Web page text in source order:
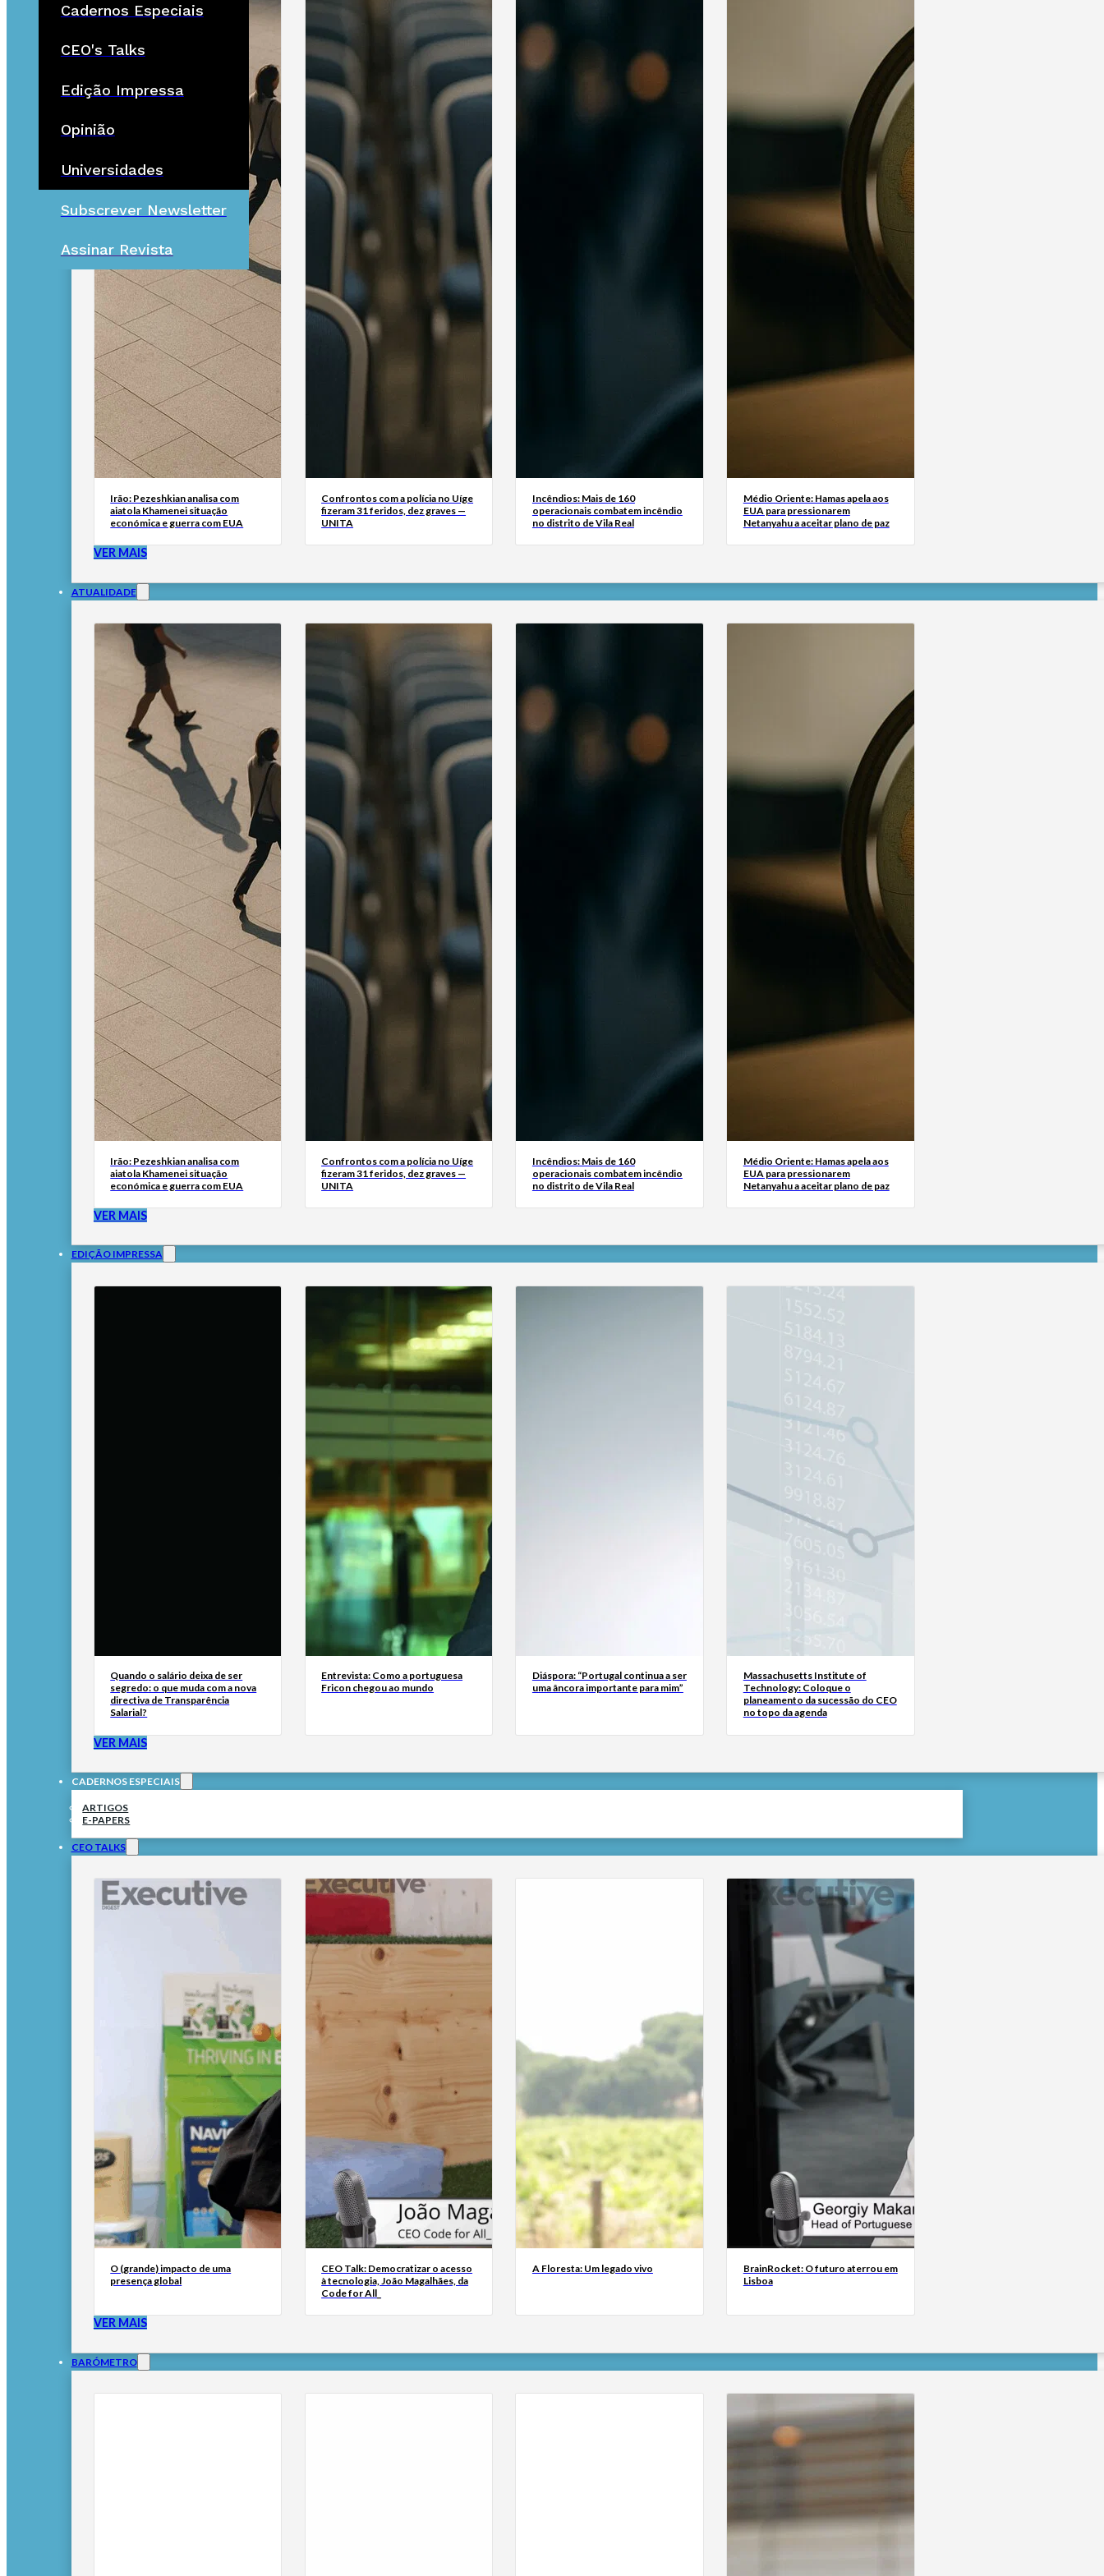
Cadernos Especiais
CEO's Talks
Edição Impressa
Opinião
Universidades
Subscrever Newsletter
Assinar Revista
Irão: Pezeshkian analisa com
aiatola Khamenei situação
económica e guerra com EUA
Confrontos com a polícia no Uíge
fizeram 31 feridos, dez graves —
UNITA
Incêndios: Mais de 160
operacionais combatem incêndio
no distrito de Vila Real
Médio Oriente: Hamas apela aos
EUA para pressionarem
Netanyahu a aceitar plano de paz
VER MAIS
ATUALIDADE
Irão: Pezeshkian analisa com
aiatola Khamenei situação
económica e guerra com EUA
Confrontos com a polícia no Uíge
fizeram 31 feridos, dez graves —
UNITA
Incêndios: Mais de 160
operacionais combatem incêndio
no distrito de Vila Real
Médio Oriente: Hamas apela aos
EUA para pressionarem
Netanyahu a aceitar plano de paz
VER MAIS
EDIÇÃO IMPRESSA
Quando o salário deixa de ser
segredo: o que muda com a nova
directiva de Transparência
Salarial?
Entrevista: Como a portuguesa
Fricon chegou ao mundo
Diáspora: “Portugal continua a ser
uma âncora importante para mim”
Massachusetts Institute of
Technology: Coloque o
planeamento da sucessão do CEO
no topo da agenda
VER MAIS
CADERNOS ESPECIAIS
ARTIGOS
E-PAPERS
CEO TALKS
O (grande) impacto de uma
presença global
CEO Talk: Democratizar o acesso
à tecnologia, João Magalhães, da
Code for All_
A Floresta: Um legado vivo
BrainRocket: O futuro aterrou em
Lisboa
VER MAIS
BARÓMETRO